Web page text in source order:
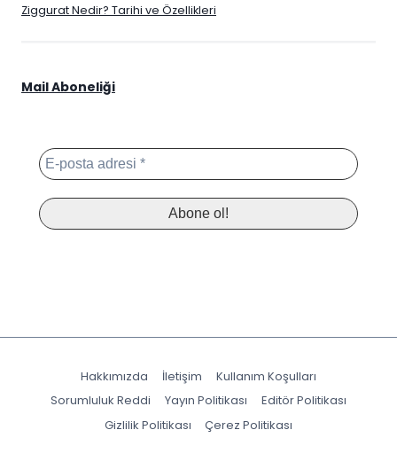
Ziggurat Nedir? Tarihi ve Özellikleri
Mail Aboneliği
Hakkımızda İletişim
Kullanım Koşulları
Sorumluluk Reddi
Yayın Politikası
Editör Politikası
Gizlilik Politikası
Çerez Politikası